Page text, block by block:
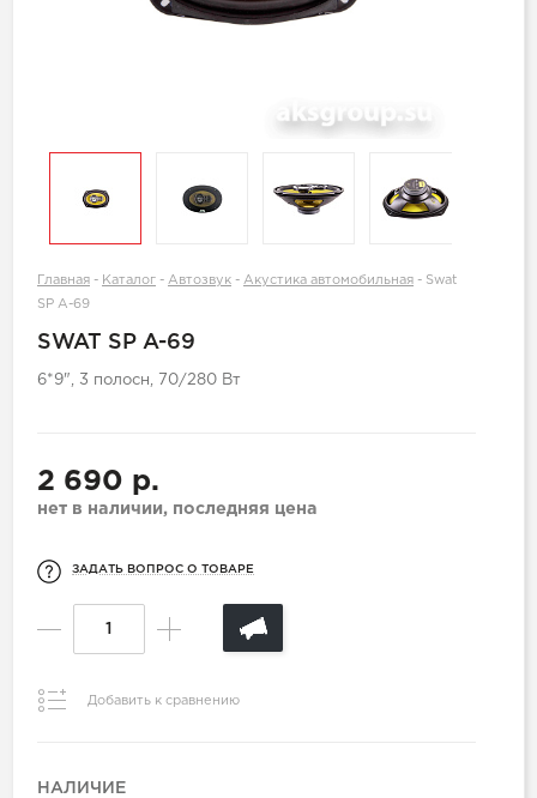
Главная - Каталог - Автозвук - Акустика автомобильная - Swat
SP A-69
SWAT SP A-69
6*9", 3 полосн, 70/280 Вт
2 690 р.
нет в наличии, последняя цена
ЗАДАТЬ ВОПРОС О ТОВАРЕ
Добавить к сравнению
НАЛИЧИЕ